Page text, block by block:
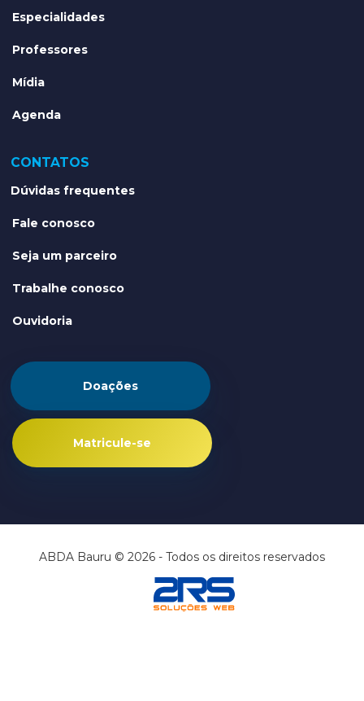
Especialidades
Professores
Mídia
Agenda
CONTATOS
Dúvidas frequentes
Fale conosco
Seja um parceiro
Trabalhe conosco
Ouvidoria
Doações
Matricule-se
ABDA Bauru © 2026 - Todos os direitos reservados